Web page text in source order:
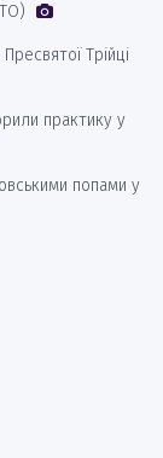
Трійці
практику у
попами у